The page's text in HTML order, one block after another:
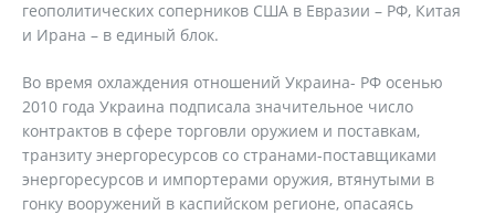
геополитических соперников США в Евразии – РФ, Китая
и Ирана – в единый блок.
Во время охлаждения отношений Украина- РФ осенью
2010 года Украина подписала значительное число
контрактов в сфере торговли оружием и поставкам,
транзиту энергоресурсов со странами-поставщиками
энергоресурсов и импортерами оружия, втянутыми в
гонку вооружений в каспийском регионе, опасаясь